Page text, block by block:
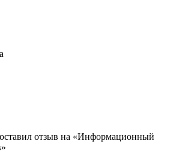
отзыв на «Информационный